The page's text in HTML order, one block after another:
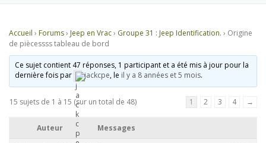
DOCUMENTATIONS
CONNEXION
Accueil › Forums› Jeep en Vrac› Groupe 31 : Jeep Identification. › Origine
de piècessss tableau de bord
Ce sujet contient 47 réponses, 1 participant et a été mis à jour pour la
dernière fois par
jackcpe, le il y a 8 années et 5 mois.
15 sujets de 1 à 15 (sur un total de 48) 1 2 3 4 →
Auteur Messages